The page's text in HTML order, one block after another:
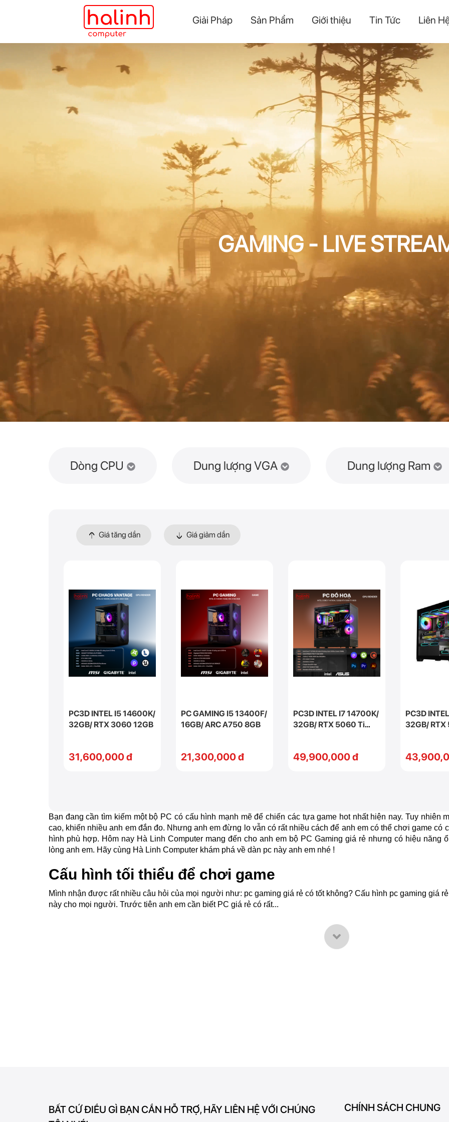
Giải Pháp Sản Phẩm Giới thiệu Tin Tức Liên
GAMING - LIVE
Dòng CPU Dung lượng VGA Dung lượng Ram
Giá tăng dần Giá giảm dần
PC3D INTEL I5 14600K/
32GB/ RTX 3060 12GB
31,600,000 đ
PC GAMING I5 13400F/
16GB/ ARC A750 8GB
21,300,000 đ
PC3D INTEL I7 14700K/
32GB/ RTX 5060 Ti
49,900,000 đ
PC3D
32GB/
Bạn đang cần tìm kiếm một bộ PC có cấu hình mạnh mẽ để chiến các tựa game hot nhất hiện nay. Tuy nhiên
cao, khiến nhiều anh em đắn đo. Nhưng anh em đừng lo vẫn có rất nhiều cách để anh em có thể chơi game có
hình phù hợp. Hôm nay Hà Linh Computer mang đến cho anh em bộ PC Gaming giá rẻ nhưng có hiệu năng
lòng anh em. Hãy cùng Hà Linh Computer khám phá về dàn pc này anh em nhé !
Cấu hình tối thiểu để chơi game
Mình nhận được rất nhiều câu hỏi của mọi người như: pc gaming giá rẻ có tốt không? Cấu hình pc gaming giá
này cho mọi người. Trước tiên anh em cần biết PC giá rẻ có rất...
BẤT CỨ ĐIỀU GÌ BẠN CẦN HỖ TRỢ, HÃY LIÊN HỆ VỚI CHÚNG
CHÍNH SÁCH CHUNG